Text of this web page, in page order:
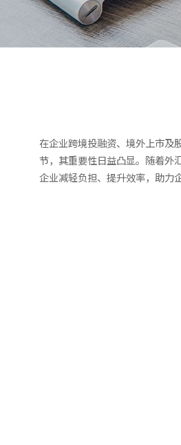
在企业跨境投融资、境外上市及
节，其重要性日益凸显。随着
企业减轻负担、提升效率，助力